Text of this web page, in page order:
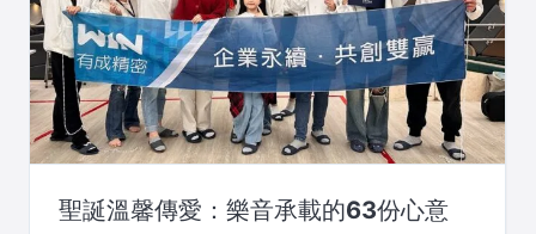
聖誕溫馨傳愛：樂音承載的63份心意